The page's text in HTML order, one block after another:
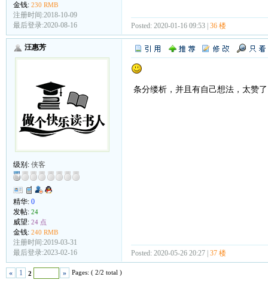
金钱: 230 RMB
注册时间:2018-10-09
最后登录:2020-08-16
Posted: 2020-01-16 09:53 | 36 楼
汪惠芳
级别: 侠客
精华: 0
发帖: 24
威望: 24 点
金钱: 240 RMB
注册时间:2019-03-31
最后登录:2023-02-16
条分缕析，并且有自己想法，太赞
Posted: 2020-05-26 20:27 | 37 楼
« 1 2 » Pages: ( 2/2 total )